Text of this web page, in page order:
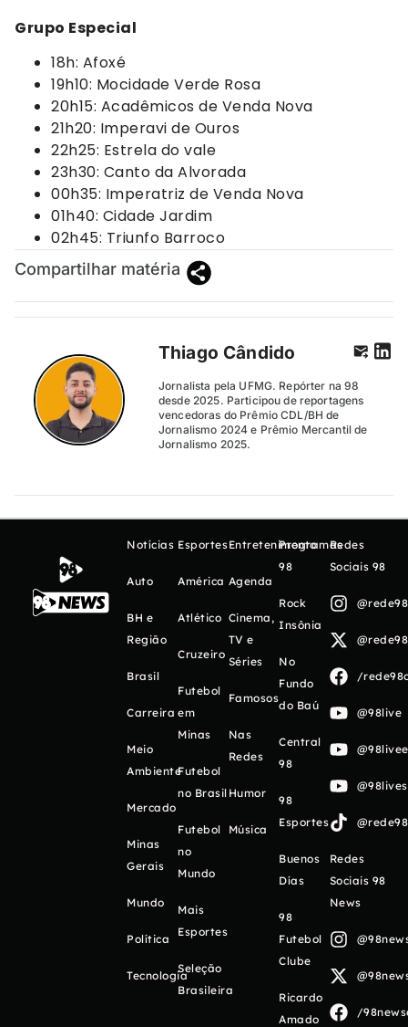
Grupo Especial
18h: Afoxé
19h10: Mocidade Verde Rosa
20h15: Acadêmicos de Venda Nova
21h20: Imperavi de Ouros
22h25: Estrela do vale
23h30: Canto da Alvorada
00h35: Imperatriz de Venda Nova
01h40: Cidade Jardim
02h45: Triunfo Barroco
Compartilhar matéria
Thiago Cândido
Jornalista pela UFMG. Repórter na 98
desde 2025. Participou de reportagens
vencedoras do Prêmio CDL/BH de
Jornalismo 2024 e Prêmio Mercantil de
Jornalismo 2025.
Notícias
Auto
BH e
Região
Brasil
Carreira
Meio
Ambiente
Mercado
Minas
Gerais
Mundo
Política
Tecnologia
Esportes
América
Atlético
Cruzeiro
Futebol
em
Minas
Futebol
no Brasil
Futebol
no
Mundo
Mais
Esportes
Seleção
Brasileira
Entretenimento
Agenda
Cinema,
TV e
Séries
Famosos
Nas
Redes
Humor
Música
Programas
98
Rock
Insônia
No
Fundo
do Baú
Central
98
98
Esportes
Buenos
Días
98
Futebol
Clube
Ricardo
Amado
Redes
Sociais 98
/
@98live
Redes
Sociais 98
News
/